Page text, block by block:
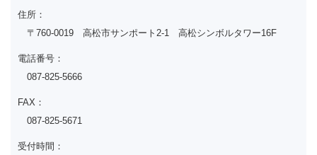
住所：
〒760-0019 高松市サンポート2-1 高松シンボルタワー16F
電話番号：
087-825-5666
FAX：
087-825-5671
受付時間：